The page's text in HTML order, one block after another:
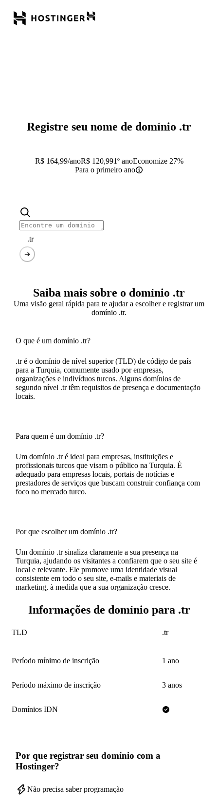
Registre seu nome de domínio .tr
R$ 164,99/anoR$ 120,991º anoEconomize 27%
Para o primeiro ano
.tr
Saiba mais sobre o domínio .tr
Uma visão geral rápida para te ajudar a escolher e registrar um
domínio .tr.
O que é um domínio .tr?
.tr é o domínio de nível superior (TLD) de código de país
para a Turquia, comumente usado por empresas,
organizações e indivíduos turcos. Alguns domínios de
segundo nível .tr têm requisitos de presença e documentação
locais.
Para quem é um domínio .tr?
Um domínio .tr é ideal para empresas, instituições e
profissionais turcos que visam o público na Turquia. É
adequado para empresas locais, portais de notícias e
prestadores de serviços que buscam construir confiança com
foco no mercado turco.
Por que escolher um domínio .tr?
Um domínio .tr sinaliza claramente a sua presença na
Turquia, ajudando os visitantes a confiarem que o seu site é
local e relevante. Ele promove uma identidade visual
consistente em todo o seu site, e-mails e materiais de
marketing, à medida que a sua organização cresce.
Informações de domínio para .tr
TLD .tr
Período mínimo de inscrição 1 ano
Período máximo de inscrição 3 anos
Domínios IDN
Por que registrar seu domínio com a
Hostinger?
Não precisa saber programação